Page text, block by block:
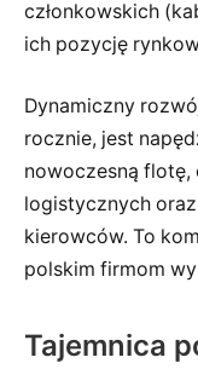
członkowskich
ich pozycję
Dynamiczny
rocznie, jest
nowoczesną
logistycznych
kierowców. To
polskim firmom
Tajemnica